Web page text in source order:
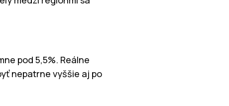
pod 5,5%. Reálne
nepatrne vyššie aj po